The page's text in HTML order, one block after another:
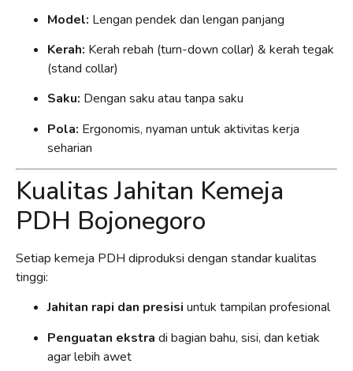
Model: Lengan pendek dan lengan panjang
Kerah: Kerah rebah (turn-down collar) & kerah tegak
(stand collar)
Saku: Dengan saku atau tanpa saku
Pola: Ergonomis, nyaman untuk aktivitas kerja
seharian
Kualitas Jahitan Kemeja
PDH Bojonegoro
Setiap kemeja PDH diproduksi dengan standar kualitas
tinggi:
Jahitan rapi dan presisi untuk tampilan profesional
Penguatan ekstra di bagian bahu, sisi, dan ketiak
agar lebih awet